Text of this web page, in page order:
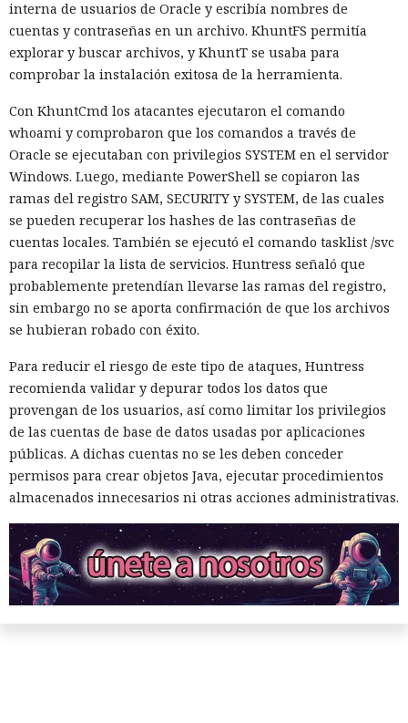
interna de usuarios de Oracle y escribía nombres de
cuentas y contraseñas en un archivo. KhuntFS permitía
explorar y buscar archivos, y KhuntT se usaba para
comprobar la instalación exitosa de la herramienta.
Con KhuntCmd los atacantes ejecutaron el comando
whoami y comprobaron que los comandos a través de
Oracle se ejecutaban con privilegios SYSTEM en el servidor
Windows. Luego, mediante PowerShell se copiaron las
ramas del registro SAM, SECURITY y SYSTEM, de las cuales
se pueden recuperar los hashes de las contraseñas de
cuentas locales. También se ejecutó el comando tasklist /svc
para recopilar la lista de servicios. Huntress señaló que
probablemente pretendían llevarse las ramas del registro,
sin embargo no se aporta confirmación de que los archivos
se hubieran robado con éxito.
Para reducir el riesgo de este tipo de ataques, Huntress
recomienda validar y depurar todos los datos que
provengan de los usuarios, así como limitar los privilegios
de las cuentas de base de datos usadas por aplicaciones
públicas. A dichas cuentas no se les deben conceder
permisos para crear objetos Java, ejecutar procedimientos
almacenados innecesarios ni otras acciones administrativas.